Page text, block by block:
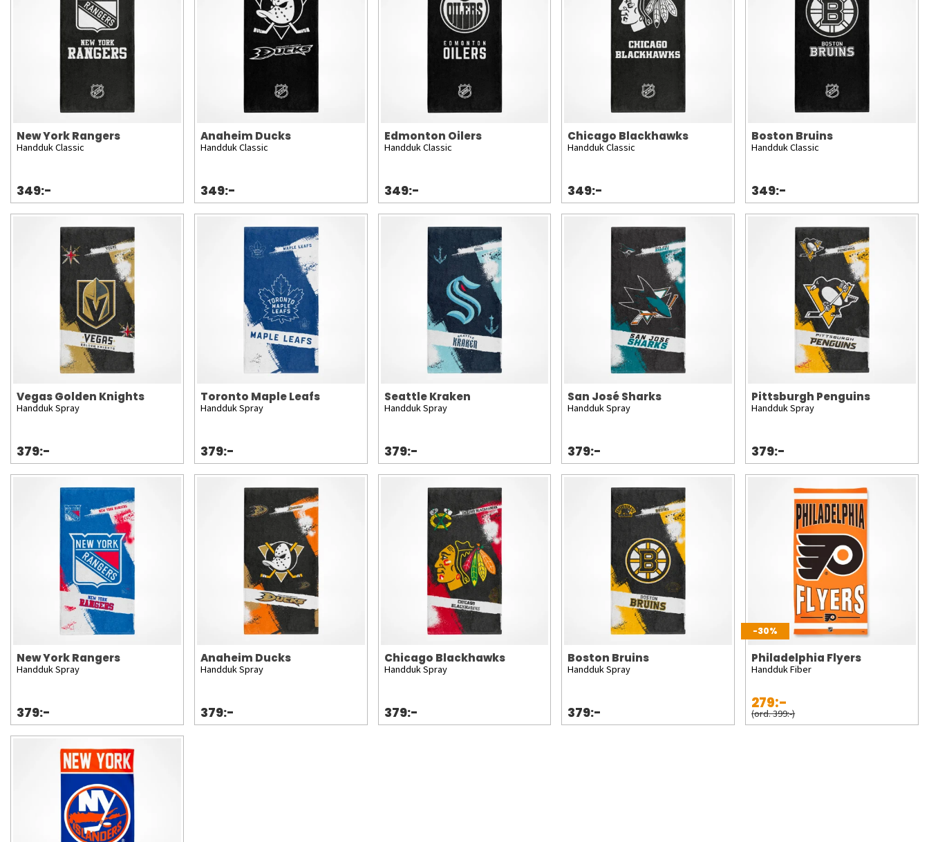
New York Rangers
Handduk Classic
349:-
Anaheim Ducks
Handduk Classic
349:-
Edmonton Oilers
Handduk Classic
349:-
Chicago Blackhawks
Handduk Classic
349:-
Boston Bruins
Handduk Classic
349:-
Vegas Golden Knights
Handduk Spray
379:-
Toronto Maple Leafs
Handduk Spray
379:-
Seattle Kraken
Handduk Spray
379:-
San José Sharks
Handduk Spray
379:-
Pittsburgh Penguins
Handduk Spray
379:-
New York Rangers
Handduk Spray
379:-
Anaheim Ducks
Handduk Spray
379:-
Chicago Blackhawks
Handduk Spray
379:-
Boston Bruins
Handduk Spray
379:-
-30%
Philadelphia Flyers
Handduk Fiber
279:-
(ord. 399:-)